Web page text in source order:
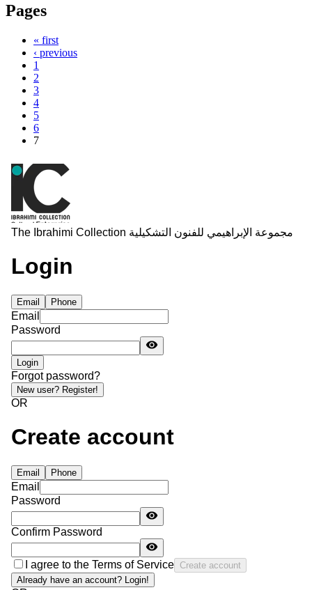
Pages
« first
‹ previous
1
2
3
4
5
6
7